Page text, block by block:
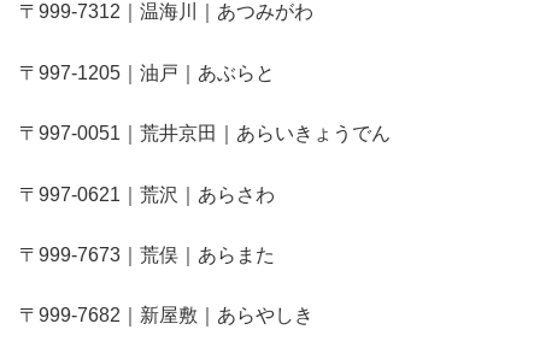
〒999-7312｜温海川｜あつみがわ
〒997-1205｜油戸｜あぶらと
〒997-0051｜荒井京田｜あらいきょうでん
〒997-0621｜荒沢｜あらさわ
〒999-7673｜荒俣｜あらまた
〒999-7682｜新屋敷｜あらやしき